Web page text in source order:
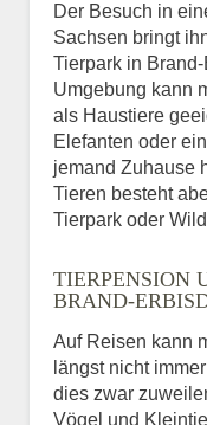
Der Besuch in
Sachsen bringt
Tierpark in
Umgebung kann
als Haustiere
Elefanten oder
jemand Zuhause
Tieren besteht
Tierpark oder
TIERPENSION
BRAND-
Auf Reisen kann
längst nicht
dies zwar
Vögel und